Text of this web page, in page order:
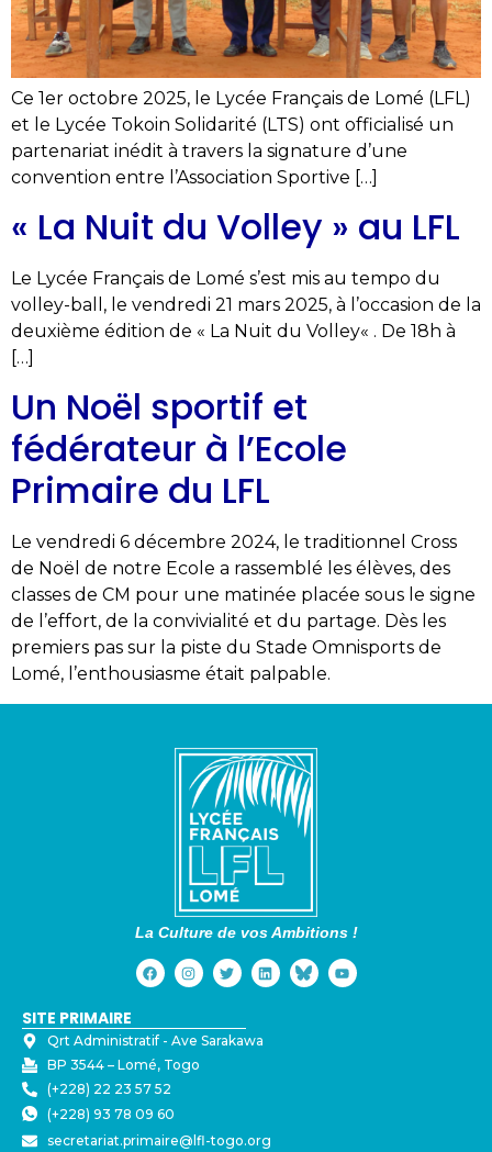
Ce 1er octobre 2025, le Lycée Français de Lomé (LFL)
et le Lycée Tokoin Solidarité (LTS) ont officialisé un
partenariat inédit à travers la signature d’une
convention entre l’Association Sportive […]
« La Nuit du Volley » au LFL
Le Lycée Français de Lomé s’est mis au tempo du
volley-ball, le vendredi 21 mars 2025, à l’occasion de la
deuxième édition de « La Nuit du Volley« . De 18h à
[…]
Un Noël sportif et
fédérateur à l’Ecole
Primaire du LFL
Le vendredi 6 décembre 2024, le traditionnel Cross
de Noël de notre Ecole a rassemblé les élèves, des
classes de CM pour une matinée placée sous le signe
de l’effort, de la convivialité et du partage. Dès les
premiers pas sur la piste du Stade Omnisports de
Lomé, l’enthousiasme était palpable.
La Culture de vos Ambitions !
SITE PRIMAIRE
Qrt Administratif - ⁠Ave Sarakawa
BP 3544 – Lomé, Togo
(+228) 22 23 57 52
(+228) 93 78 09 60
secretariat.primaire@lfl-togo.org